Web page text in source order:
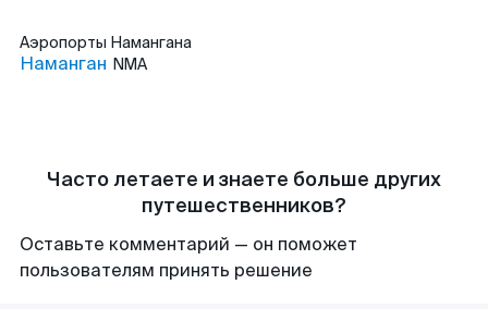
Аэропорты Намангана
Наманган NMA
Часто летаете и знаете больше других
путешественников?
Оставьте комментарий — он поможет
пользователям принять решение